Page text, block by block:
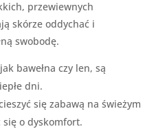
przewiewnych
skórze oddychać i
swobodę.
bawełna czy len, są
dni.
się zabawą na świeżym
o dyskomfort.